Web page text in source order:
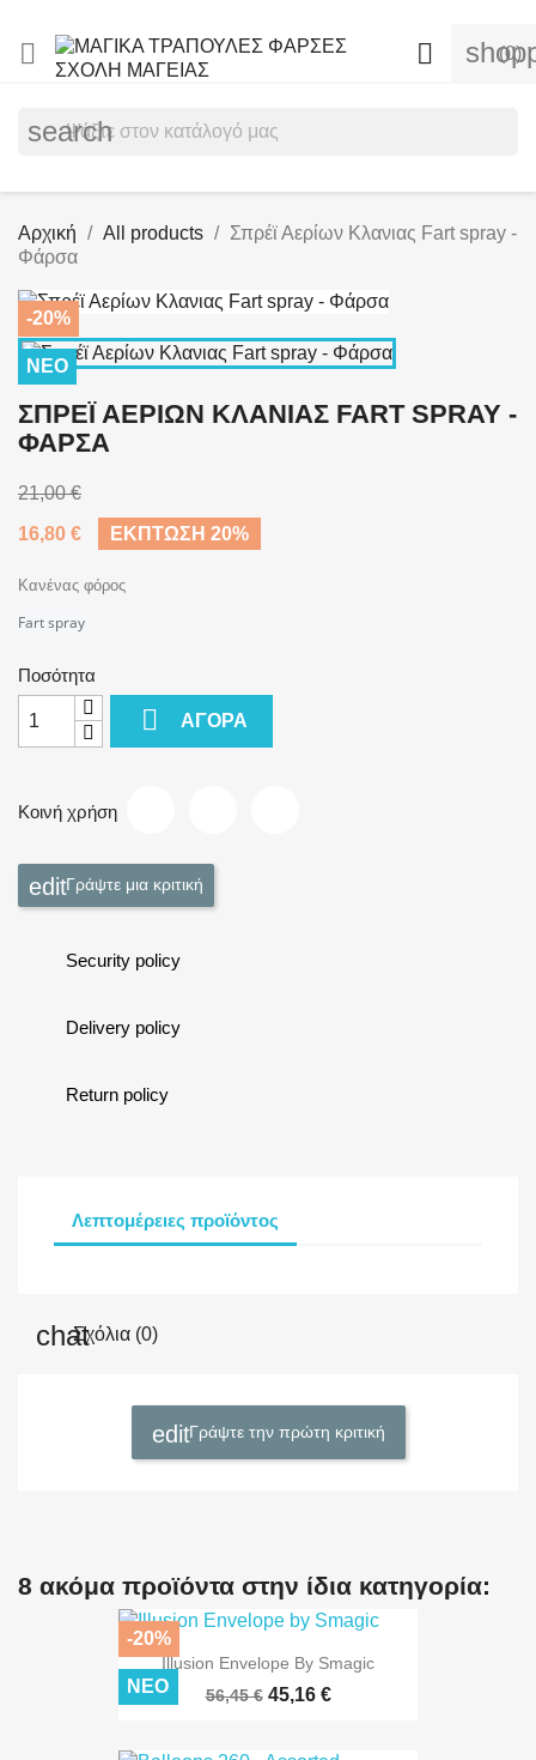
 (0)

search
Αρχική All products
Σπρέϊ Αερίων Κλανιας Fart spray -
Φάρσα
-20%
ΝΈΟ
ΣΠΡΈΪ ΑΕΡΊΩΝ ΚΛΑΝΙΑΣ FART SPRAY -
ΦΆΡΣΑ
21,00 €
16,80 €
ΈΚΠΤΩΣΗ 20%
Κανένας φόρος
Fart spray
Ποσότητα
 ΑΓΟΡΆ
Κοινή χρήση
Γράψτε μια κριτική
Security policy
Delivery policy
Return policy
Λεπτομέρειες προϊόντος
Σχόλια (0)
Γράψτε την πρώτη κριτική
8 ακόμα προϊόντα στην ίδια κατηγορία:
Illusion Envelope By Smagic
56,45 € 45,16 €
-20%
ΝΈΟ